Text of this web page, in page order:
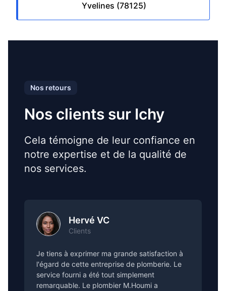
Yvelines (78125)
Nos retours
Nos clients sur Ichy
Cela témoigne de leur confiance en
notre expertise et de la qualité de
nos services.
Hervé VC
Clients
Je tiens à exprimer ma grande satisfaction à
l'égard de cette entreprise de plomberie. Le
service fourni a été tout simplement
remarquable. Le plombier M.Houmi a